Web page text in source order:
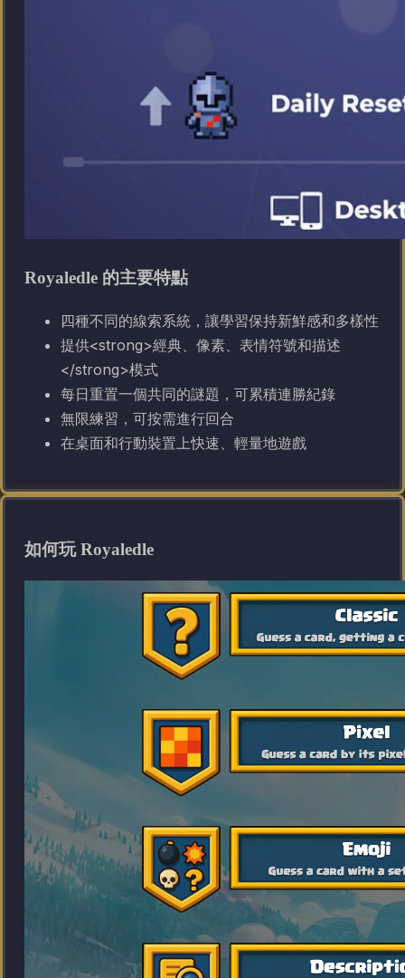
Royaledle 的主要特點
四種不同的線索系統，讓學習保持新鮮感和多樣性
提供<strong>經典、像素、表情符號和描述
</strong>模式
每日重置一個共同的謎題，可累積連勝紀錄
無限練習，可按需進行回合
在桌面和行動裝置上快速、輕量地遊戲
如何玩 Royaledle